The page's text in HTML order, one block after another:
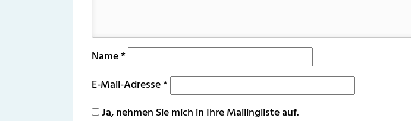
Name*
E-Mail-Adresse*
Ja, nehmen Sie mich in Ihre Mailingliste auf.